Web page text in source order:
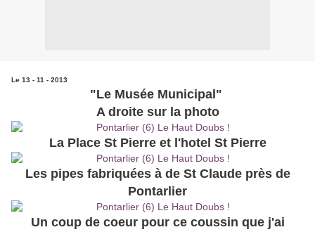
Le 13 - 11 - 2013
"Le Musée Municipal"
A droite sur la photo
La Place St Pierre et l'hotel St Pierre
Les pipes fabriquées à de St Claude près de
Pontarlier
Un coup de coeur pour ce coussin que j'ai